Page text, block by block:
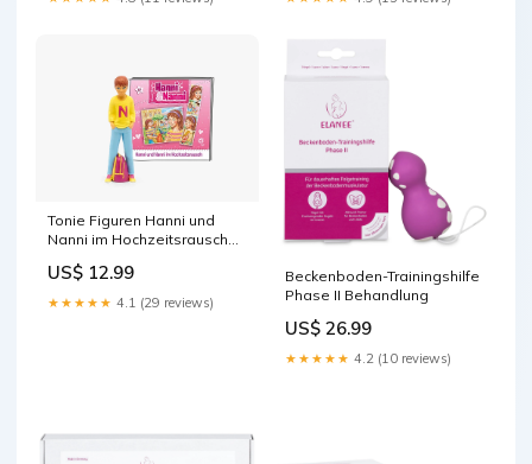
Tonie Figuren Hanni und
Nanni im Hochzeitsrausch
Adventure Pack
US$ 12.99
★★★★★ 4.1 (29 reviews)
Beckenboden-Trainingshilfe
Phase II Behandlung
US$ 26.99
★★★★★ 4.2 (10 reviews)